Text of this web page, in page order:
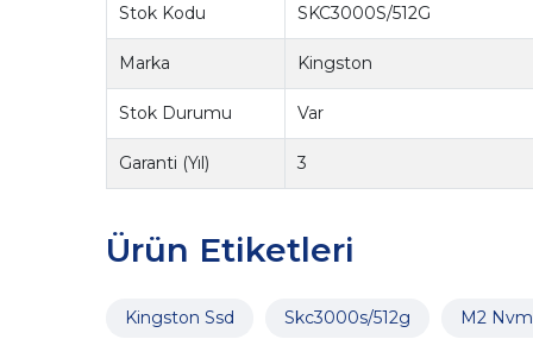
Stok Kodu SKC3000S/512G
Marka Kingston
Stok Durumu Var
Garanti (Yıl) 3
Ürün Etiketleri
Kingston Ssd Skc3000s/512g M2